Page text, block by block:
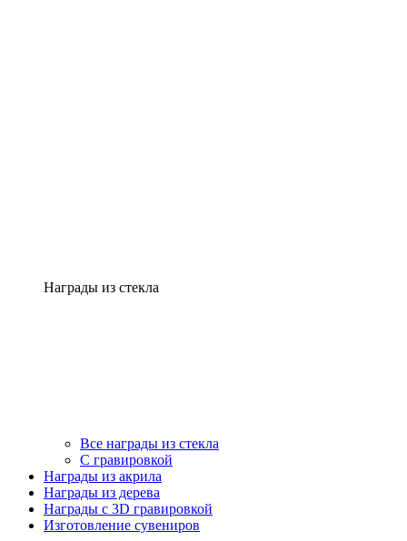
Награды из стекла
Все награды из стекла
С гравировкой
Награды из акрила
Награды из дерева
Награды с 3D гравировкой
Изготовление сувениров